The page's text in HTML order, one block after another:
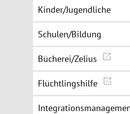
Kinder/Jugendliche
Schulen/Bildung
Bücherei/Zelius
Flüchtlingshilfe